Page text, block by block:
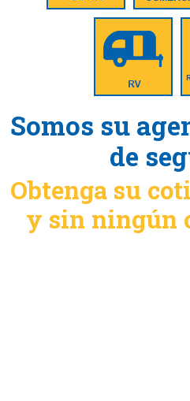
Somos su
de
Obtenga su
y sin ningún